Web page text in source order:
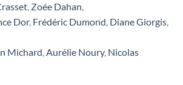
, Zoée Dahan,
Dor, Frédéric Dumond, Diane Giorgis,
Michard,Aurélie Noury, Nicolas